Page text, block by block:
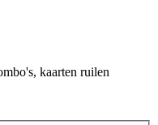
kaarten ruilen